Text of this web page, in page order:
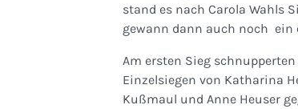
stand es nach Carola Wahls
gewann dann auch noch ein
Am ersten Sieg
Einzelsiegen von Katharina
Kußmaul und Anne Heuser